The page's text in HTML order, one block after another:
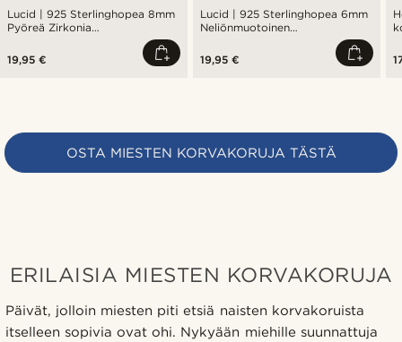
Lucid | 925 Sterlinghopea 8mm
Pyöreä Zirkonia
19,95 €
Lucid | 925 Sterlinghopea 6mm
Neliönmuotoinen
19,95 €
OSTA MIESTEN KORVAKORUJA TÄSTÄ
ERILAISIA MIESTEN KORVAKORUJA
Päivät, jolloin miesten piti etsiä naisten korvakoruista
itselleen sopivia ovat ohi. Nykyään miehille suunnattuja